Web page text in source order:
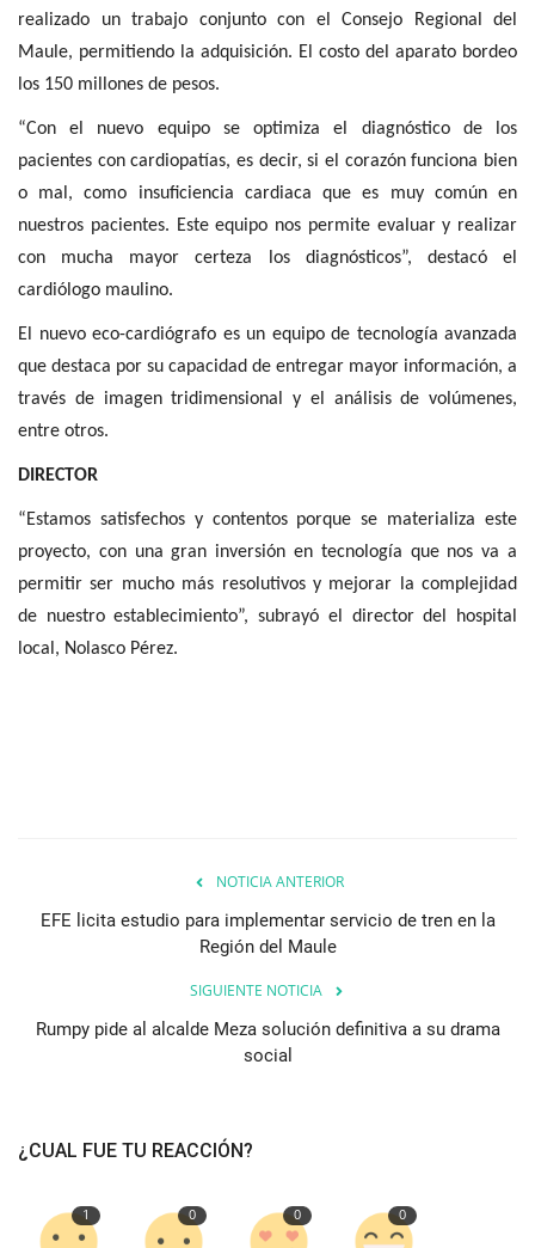
realizado un trabajo conjunto con el Consejo Regional del
Maule, permitiendo la adquisición. El costo del aparato bordeo
los 150 millones de pesos.
“Con el nuevo equipo se optimiza el diagnóstico de los
pacientes con cardiopatías, es decir, si el corazón funciona bien
o mal, como insuficiencia cardiaca que es muy común en
nuestros pacientes. Este equipo nos permite evaluar y realizar
con mucha mayor certeza los diagnósticos”, destacó el
cardiólogo maulino.
El nuevo eco-cardiógrafo es un equipo de tecnología avanzada
que destaca por su capacidad de entregar mayor información, a
través de imagen tridimensional y el análisis de volúmenes,
entre otros.
DIRECTOR
“Estamos satisfechos y contentos porque se materializa este
proyecto, con una gran inversión en tecnología que nos va a
permitir ser mucho más resolutivos y mejorar la complejidad
de nuestro establecimiento”, subrayó el director del hospital
local, Nolasco Pérez.
NOTICIA ANTERIOR
EFE licita estudio para implementar servicio de tren en la
Región del Maule
SIGUIENTE NOTICIA
Rumpy pide al alcalde Meza solución definitiva a su drama
social
¿CUAL FUE TU REACCIÓN?
1 0 0 0